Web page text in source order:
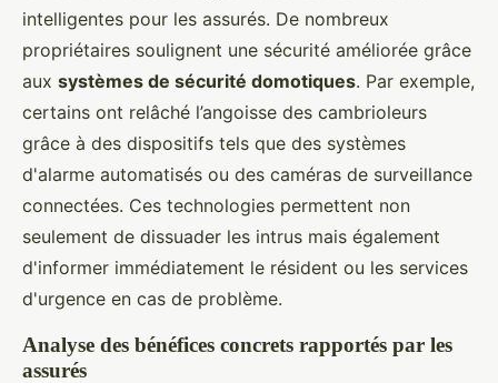
intelligentes pour les assurés. De nombreux
propriétaires soulignent une sécurité améliorée grâce
aux systèmes de sécurité domotiques. Par exemple,
certains ont relâché l’angoisse des cambrioleurs
grâce à des dispositifs tels que des systèmes
d'alarme automatisés ou des caméras de surveillance
connectées. Ces technologies permettent non
seulement de dissuader les intrus mais également
d'informer immédiatement le résident ou les services
d'urgence en cas de problème.
Analyse des bénéfices concrets rapportés par les
assurés